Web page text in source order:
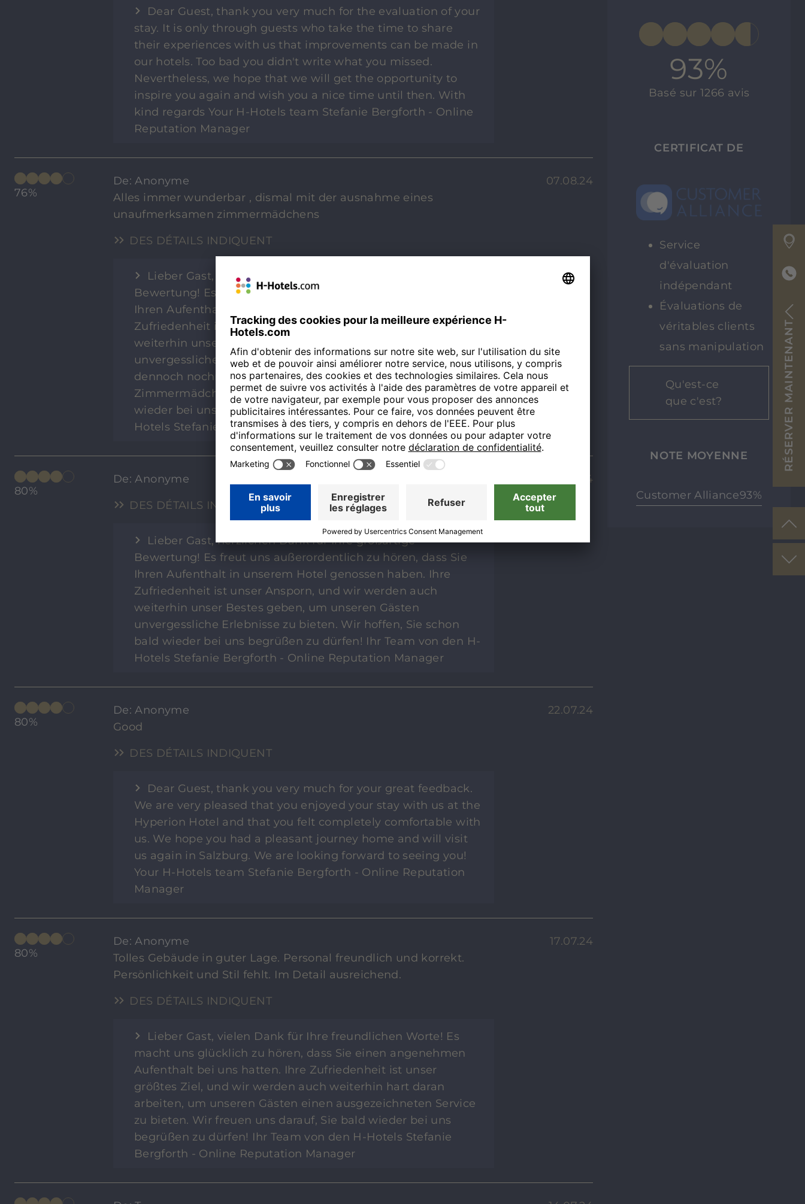
RÉSERVER MAINTENANT
Dear Guest, thank you very much for the evaluation of your
stay. It is only through guests who take the time to share
their experiences with us that improvements can be made in
our hotels. Too bad you didn't write what you missed.
Nevertheless, we hope that we will get the opportunity to
inspire you again and wish you a nice time until then. With
kind regards Your H-Hotels team Stefanie Bergforth - Online
Reputation Manager
76%
De: Anonyme
Alles immer wunderbar , dismal mit der ausnahme eines
unaufmerksamen zimmermädchens
DES DÉTAILS INDIQUENT
Lieber Gast, herzlichen Dank für Ihre großartige
Bewertung! Es freut uns außerordentlich zu hören, dass Sie
Ihren Aufenthalt in unserem Hotel genossen haben. Ihre
Zufriedenheit ist unser Ansporn, und wir werden auch
weiterhin unser Bestes geben, um unseren Gästen
unvergessliche Erlebnisse zu bieten. Wir möchten uns
dennoch nochmal aufrichtig wegen der Lage mit dem
Zimmermädchen entschuldigen. Wir hoffen, Sie schon bald
wieder bei uns begrüßen zu dürfen! Ihr Team von den H-
Hotels Stefanie Bergforth – Online Reputation Manager
07.08.24
80%
De: Anonyme
DES DÉTAILS INDIQUENT
Lieber Gast, herzlichen Dank für Ihre großartige
Bewertung! Es freut uns außerordentlich zu hören, dass Sie
Ihren Aufenthalt in unserem Hotel genossen haben. Ihre
Zufriedenheit ist unser Ansporn, und wir werden auch
weiterhin unser Bestes geben, um unseren Gästen
unvergessliche Erlebnisse zu bieten. Wir hoffen, Sie schon
bald wieder bei uns begrüßen zu dürfen! Ihr Team von den H-
Hotels Stefanie Bergforth - Online Reputation Manager
04.08.24
80%
De: Anonyme
Good
DES DÉTAILS INDIQUENT
Dear Guest, thank you very much for your great feedback.
We are very pleased that you enjoyed your stay with us at the
Hyperion Hotel and that you felt completely comfortable with
us. We hope you had a pleasant journey home and will visit
us again in Salzburg. We are looking forward to seeing you!
Your H-Hotels team Stefanie Bergforth - Online Reputation
Manager
22.07.24
80%
De: Anonyme
Tolles Gebäude in guter Lage. Personal freundlich und korrekt.
Persönlichkeit und Stil fehlt. Im Detail ausreichend.
DES DÉTAILS INDIQUENT
Lieber Gast, vielen Dank für Ihre freundlichen Worte! Es
macht uns glücklich zu hören, dass Sie einen angenehmen
Aufenthalt bei uns hatten. Ihre Zufriedenheit ist unser
größtes Ziel, und wir werden auch weiterhin hart daran
arbeiten, um unseren Gästen einen ausgezeichneten Service
zu bieten. Wir freuen uns darauf, Sie bald wieder bei uns
begrüßen zu dürfen! Ihr Team von den H-Hotels Stefanie
Bergforth - Online Reputation Manager
17.07.24
93%
Basé sur 1266 avis
CERTIFICAT DE
Service
d'évaluation
indépendant
Évaluations de
véritables clients
sans manipulation
Qu'est-ce
que c'est?
NOTE MOYENNE
Customer Alliance93%